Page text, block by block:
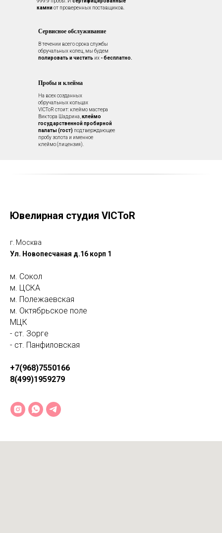
камниот проверенных поставщиков.
Сервисное обслуживание
В течении всего срока службы
обручальных колец, мы будем
полировать и чистить их - бесплатно.
Пробы и клейма
На всех созданных
обручальных кольцах
VICToR стоит: клеймо мастера
Виктора Шадрина,клеймо
государственной пробирной
палаты (гост) подтверждающее
пробу золота и именное
клеймо (лицензия).
Ювелирная студия VICToR
г. Москва
Ул. Новопесчаная д.16 корп 1
м. Сокол
м. ЦСКА
м. Полежаевская
м. Октябрьское поле
МЦК
- ст. Зорге
- ст. Панфиловская
+7(968)7550166
8(499)1959279